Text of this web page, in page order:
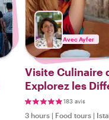
Avec Ayfer
Visite Culinaire
Explorez les
la Turquie183 avis
3 hours | Food tours |